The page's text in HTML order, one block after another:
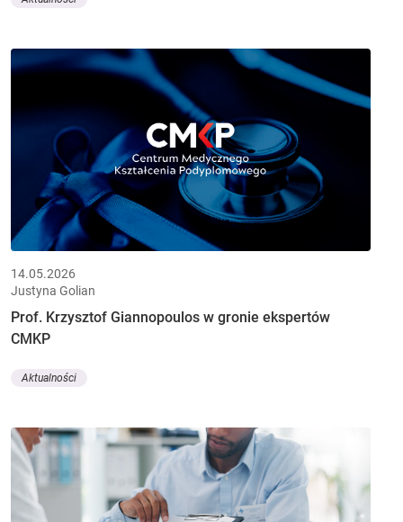
14.05.2026
Justyna Golian
Prof. Krzysztof Giannopoulos w gronie ekspertów
CMKP
Aktualności